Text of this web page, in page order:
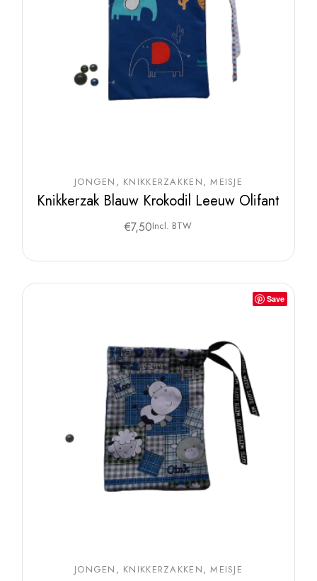
JONGEN KNIKKERZAKKEN MEISJE
Knikkerzak Blauw Krokodil Leeuw Olifant
€7,50Incl. BTW
Save
JONGEN KNIKKERZAKKEN MEISJE